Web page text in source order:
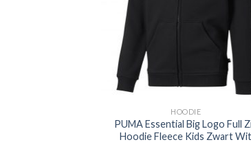
HOODIE
PUMA Essential Big Logo Full
Hoodie Fleece Kids Zwart Wit